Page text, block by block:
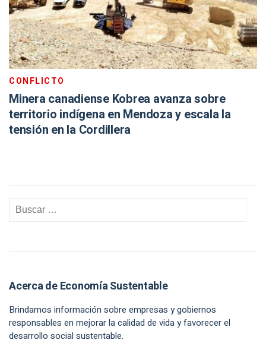
CONFLICTO
Minera canadiense Kobrea avanza sobre
territorio indígena en Mendoza y escala la
tensión en la Cordillera
Acerca de Economía Sustentable
Brindamos información sobre empresas y gobiernos
responsables en mejorar la calidad de vida y favorecer el
desarrollo social sustentable.